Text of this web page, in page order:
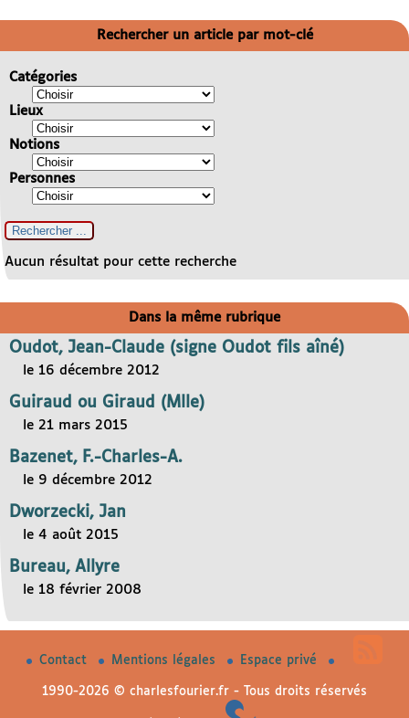
Rechercher un article par mot-clé
Catégories
Lieux
Notions
Personnes
Aucun résultat pour cette recherche
Dans la même rubrique
Oudot, Jean-Claude (signe Oudot fils aîné)
le 16 décembre 2012
Guiraud ou Giraud (Mlle)
le 21 mars 2015
Bazenet, F.-Charles-A.
le 9 décembre 2012
Dworzecki, Jan
le 4 août 2015
Bureau, Allyre
le 18 février 2008
Contact Mentions légales Espace privé
1990-2026 © charlesfourier.fr - Tous droits réservés